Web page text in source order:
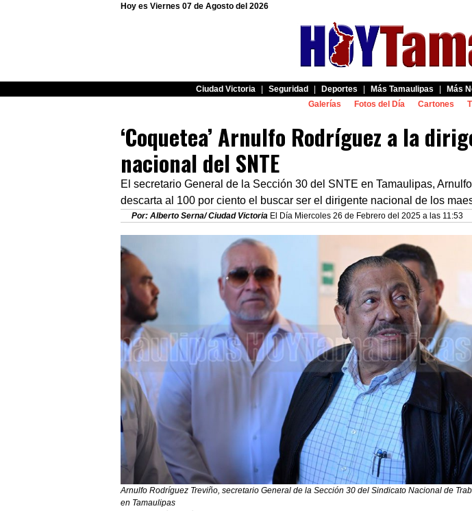
Hoy es Viernes 07 de Agosto del 2026
Ciudad Victoria Seguridad Deportes Más Tamaulipas Más
Galerías
Fotos del Día Cartones
‘Coquetea’ Arnulfo Rodríguez a la
nacional del SNTE
El secretario General de la Sección 30 del SNTE en Tamaulipas,
descarta al 100 por ciento el buscar ser el dirigente nacional de los
Por: Alberto Serna/ Ciudad Victoria El Día Miercoles 26 de Febrero del 2025 a las 11:53
Arnulfo Rodríguez Treviño, secretario General de la Sección 30 del Sindicato Nacional de
en Tamaulipas